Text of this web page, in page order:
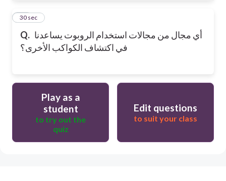
Q. أي مجال من مجالات استخدام الروبوت يساعدنا
في اكتشاف الكواكب الأخرى؟
10
30 sec
Play as a
student
to try out the
quiz
Edit questions
to suit your class